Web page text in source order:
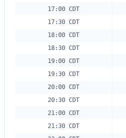
17:00 CDT
17:30 CDT
18:00 CDT
18:30 CDT
19:00 CDT
19:30 CDT
20:00 CDT
20:30 CDT
21:00 CDT
21:30 CDT